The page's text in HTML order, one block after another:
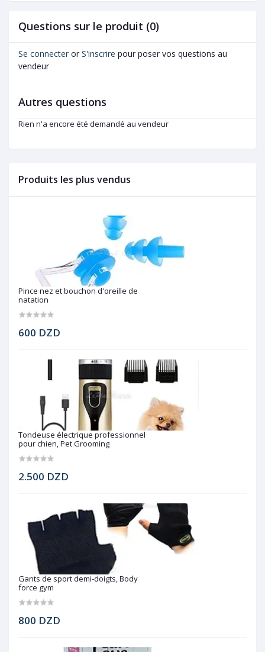
Produits les plus vendus
Pince nez et bouchon d'oreille de
natation
600 DZD
Tondeuse électrique professionnel
pour chien, Pet Grooming
2.500 DZD
Gants de sport demi-doigts, Body
force gym
800 DZD
Questions sur le produit (0)
Se connecter or S'inscrire pour poser vos questions au
vendeur
Autres questions
Rien n'a encore été demandé au vendeur